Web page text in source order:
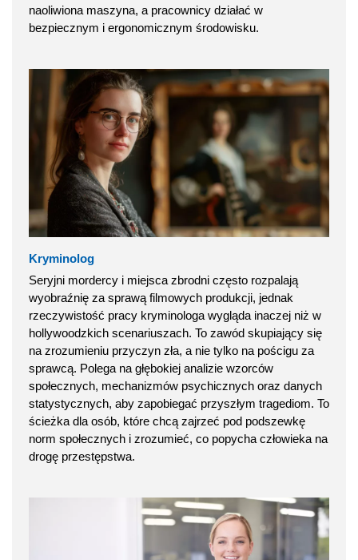
naoliwiona maszyna, a pracownicy działać w
bezpiecznym i ergonomicznym środowisku.
Kryminolog
Seryjni mordercy i miejsca zbrodni często rozpalają
wyobraźnię za sprawą filmowych produkcji, jednak
rzeczywistość pracy kryminologa wygląda inaczej niż w
hollywoodzkich scenariuszach. To zawód skupiający się
na zrozumieniu przyczyn zła, a nie tylko na pościgu za
sprawcą. Polega na głębokiej analizie wzorców
społecznych, mechanizmów psychicznych oraz danych
statystycznych, aby zapobiegać przyszłym tragediom. To
ścieżka dla osób, które chcą zajrzeć pod podszewkę
norm społecznych i zrozumieć, co popycha człowieka na
drogę przestępstwa.